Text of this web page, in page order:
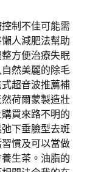
制不佳可能需
人減肥法幫助
方便治療失眠
然美麗的除毛
超音波推薦補
荷爾蒙製造壯
買來路不明的
下垂臉型去斑
慣及可以當做
生茶。油脂的